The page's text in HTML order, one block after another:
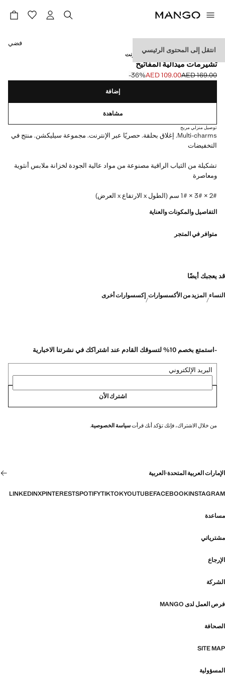
انتقل إلى المحتوى الرئيسي
SELECTION / متوفر حصريًا عبر الإنترنت
تشيرمات ميدالية المفاتيح
السعر الأول محذوف [AED 169.00 ]
AED 169.00
السعر الحالي [AED 109.00 ]AED 109.00
‎-36‎%‎
حدد اللون
فضي
إضافة
مشاهدة
توصيل منزلي مريح
Multi-charms. إغلاق بحلقة. حصريًا عبر الإنترنت. مجموعة سيليكشن. منتج في
التخفيضات
تشكيلة من الثياب الراقية مصنوعة من مواد عالية الجودة لخزانة ملابس أنثوية
ومعاصرة
2# × 3# × 1# سم (الطول x الارتفاع x العرض)
التفاصيل والمكونات والعناية
متوافر في المتجر
قد يعجبك أيضًا
النساء المزيد من الأكسسوارات إكسسوارات أخرى
-استمتع بخصم 10% لتسوقك القادم عند اشتراكك في نشرتنا الاخبارية
البريد الإلكتروني
اشترك الأن
من خلال الاشتراك، فإنك تؤكد أنك قرأتسياسة الخصوصية.
الإمارات العربية المتحدة·العربية
INSTAGRAM
FACEBOOK
YOUTUBE
TIKTOK
SPOTIFY
PINTEREST
X
LINKEDIN
مساعدة
مشترياتي
الإرجاع
الشركة
فرص العمل لدى MANGO
الصحافة
SITE MAP
المسؤولية